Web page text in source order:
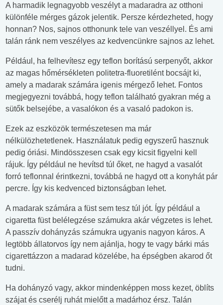
A harmadik legnagyobb veszélyt a madaradra az otthoni
különféle mérges gázok jelentik. Persze kérdezheted, hogy
honnan? Nos, sajnos otthonunk tele van veszéllyel. És ami
talán ránk nem veszélyes az kedvencünkre sajnos az lehet.
Például, ha felhevítesz egy teflon borítású serpenyőt, akkor
az magas hőmérsékleten politetra-fluoretilént bocsájt ki,
amely a madarak számára igenis mérgező lehet. Fontos
megjegyezni továbbá, hogy teflon található gyakran még a
sütők belsejébe, a vasalókon és a vasaló padokon is.
Ezek az eszközök természetesen ma már
nélkülözhetetlenek. Használatuk pedig egyszerű hasznuk
pedig óriási. Mindösszesen csak egy kicsit figyelni kell
rájuk. Így például ne hevítsd túl őket, ne hagyd a vasalót
forró teflonnal érintkezni, továbbá ne hagyd ott a konyhát pár
percre. Így kis kedvenced biztonságban lehet.
A madarak számára a füst sem tesz túl jót. Így például a
cigaretta füst belélegzése számukra akár végzetes is lehet.
A passzív dohányzás számukra ugyanis nagyon káros. A
legtöbb állatorvos így nem ajánlja, hogy te vagy bárki más
cigarettázzon a madarad közelébe, ha épségben akarod őt
tudni.
Ha dohányzó vagy, akkor mindenképpen moss kezet, öblíts
szájat és cserélj ruhát mielőtt a madárhoz érsz. Talán